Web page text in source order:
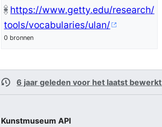
https://www.getty.edu/research/
tools/vocabularies/ulan/
0 bronnen
6 jaar geleden voor het laatst bewerkt
Kunstmuseum API